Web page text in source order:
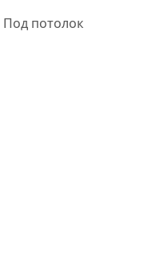
Под потолок